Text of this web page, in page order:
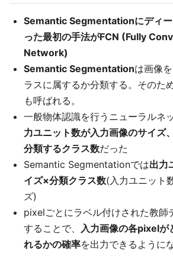
Semantic Segmentationにディー
った最初の手法がFCN (Fully
Network)
Semantic Segmentationは画像
ラスに属するか分類する。そのた
も呼ばれる。
一般物体認識を行うニューラルネ
力ユニット数が入力画像のサイズ
分類するクラス数だった
Semantic Segmentationでは出力
イズ×分類クラス数(入力ユニット
ズ)
pixelごとにラベル付けされた教師
することで、 入力画像の各pixelが
れるかの確率を出力できるようにな